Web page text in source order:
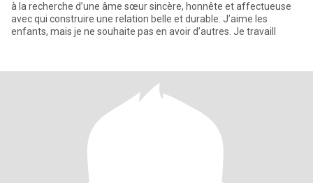
à la recherche d’une âme sœur sincère, honnête et affectueuse
avec qui construire une relation belle et durable. J’aime les
enfants, mais je ne souhaite pas en avoir d’autres. Je travaill